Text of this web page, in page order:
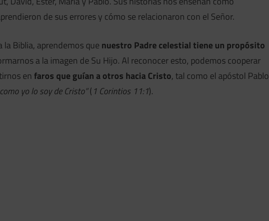
de sus errores y cómo se relacionaron con el Señor.
Biblia, aprendemos que nuestro Padre celestial tiene un propósito
a la imagen de Su Hijo. Al reconocer esto, podemos cooperar
en faros que guían a otros hacia Cristo, tal como el apóstol Pablo
yo lo soy de Cristo”(1 Corintios 11:1).